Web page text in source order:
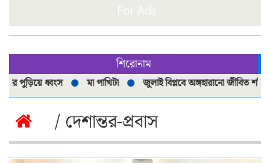
শিরোনাম
ধ্বংস মা পাখিটা জুলাই বিপ্লবে অঙ্গহারানো জীবিত শহীদী
/ দেশান্তর-প্রবাস